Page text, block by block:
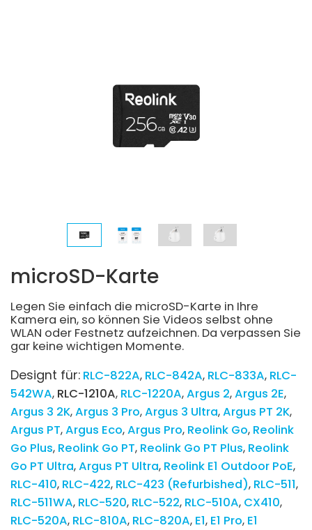
microSD-Karte
Legen Sie einfach die microSD-Karte in Ihre
Kamera ein, so können Sie Videos selbst ohne
WLAN oder Festnetz aufzeichnen. Da verpassen Sie
gar keine wichtigen Momente.
Designt für: RLC-822A RLC-842A RLC-833A RLC-
542WA RLC-1210A RLC-1220A Argus 2 Argus 2E
Argus 3 2K Argus 3 Pro Argus 3 Ultra Argus PT 2K
Argus PT Argus Eco Argus Pro Reolink Go Reolink
Go Plus Reolink Go PT Reolink Go PT Plus Reolink
Go PT Ultra Argus PT Ultra Reolink E1 Outdoor PoE
RLC-410 RLC-422 RLC-423 (Refurbished) RLC-511
RLC-511WA RLC-520 RLC-522 RLC-510A CX410
RLC-520A RLC-810A RLC-820A E1 E1 Pro E1